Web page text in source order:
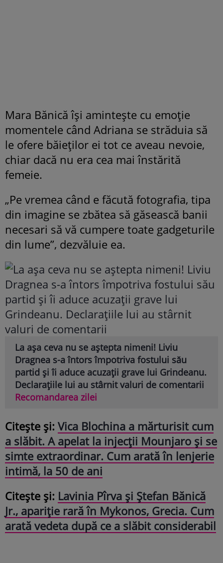
Mara Bănică își amintește cu emoție
momentele când Adriana se străduia să
le ofere băieților ei tot ce aveau nevoie,
chiar dacă nu era cea mai înstărită
femeie.
„Pe vremea când e făcută fotografia, tipa
din imagine se zbătea să găsească banii
necesari să vă cumpere toate gadgeturile
din lume”, dezvăluie ea.
La așa ceva nu se aștepta nimeni! Liviu
Dragnea s-a întors împotriva fostului său
partid și îi aduce acuzații grave lui Grindeanu.
Declarațiile lui au stârnit valuri de comentarii
Recomandarea zilei
Citește și: Vica Blochina a mărturisit cum
a slăbit. A apelat la injecții Mounjaro și se
simte extraordinar. Cum arată în lenjerie
intimă, la 50 de ani
Citește și: Lavinia Pîrva și Ștefan Bănică
Jr., apariție rară în Mykonos, Grecia. Cum
arată vedeta după ce a slăbit considerabil